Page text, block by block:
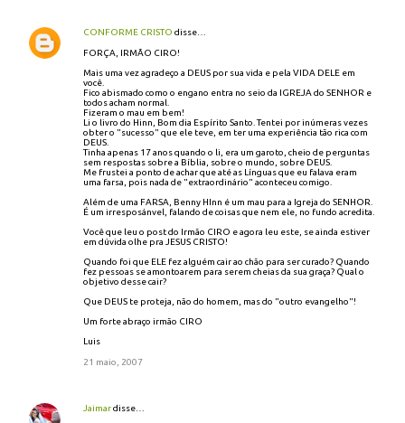
CONFORME CRISTO disse…
FORÇA, IRMÃO CIRO!
Mais uma vez agradeço a DEUS por sua vida e pela VIDA DELE em
você.
Fico abismado como o engano entra no seio da IGREJA do SENHOR e
todos acham normal.
Fizeram o mau em bem!
Li o livro do Hinn, Bom dia Espírito Santo. Tentei por inúmeras vezes
obter o "sucesso" que ele teve, em ter uma experiência tão rica com
DEUS.
Tinha apenas 17 anos quando o li, era um garoto, cheio de perguntas
sem respostas sobre a Bíblia, sobre o mundo, sobre DEUS.
Me frustei a ponto de achar que até as Línguas que eu falava eram
uma farsa, pois nada de "extraordinário" aconteceu comigo.
Além de uma FARSA, Benny HInn é um mau para a Igreja do SENHOR.
É um irresposánvel, falando de coisas que nem ele, no fundo acredita.
Você que leu o post do Irmão CIRO e agora leu este, se ainda estiver
em dúvida olhe pra JESUS CRISTO!
Quando foi que ELE fez alguém cair ao chão para ser curado? Quando
fez pessoas se amontoarem para serem cheias da sua graça? Qual o
objetivo desse cair?
Que DEUS te proteja, não do homem, mas do "outro evangelho"!
Um forte abraço irmão CIRO
Luis
21 maio, 2007
Jaimardisse…